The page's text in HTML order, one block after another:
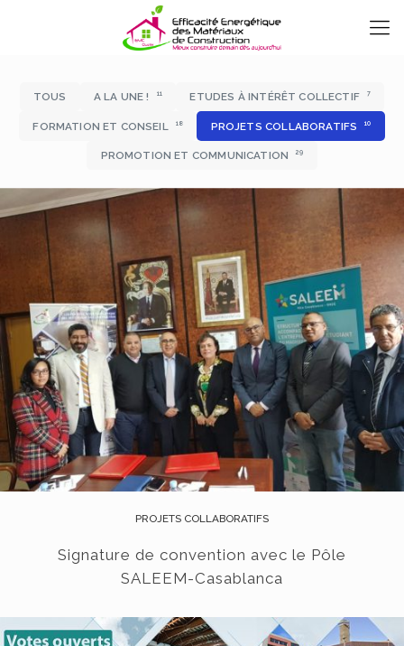
TOUS A LA UNE ! 11 ETUDES À INTÉRÊT COLLECTIF 7
FORMATION ET CONSEIL 18 PROJETS COLLABORATIFS 10
PROMOTION ET COMMUNICATION 29
PROJETS COLLABORATIFS
Signature de convention avec le Pôle
SALEEM-Casablanca